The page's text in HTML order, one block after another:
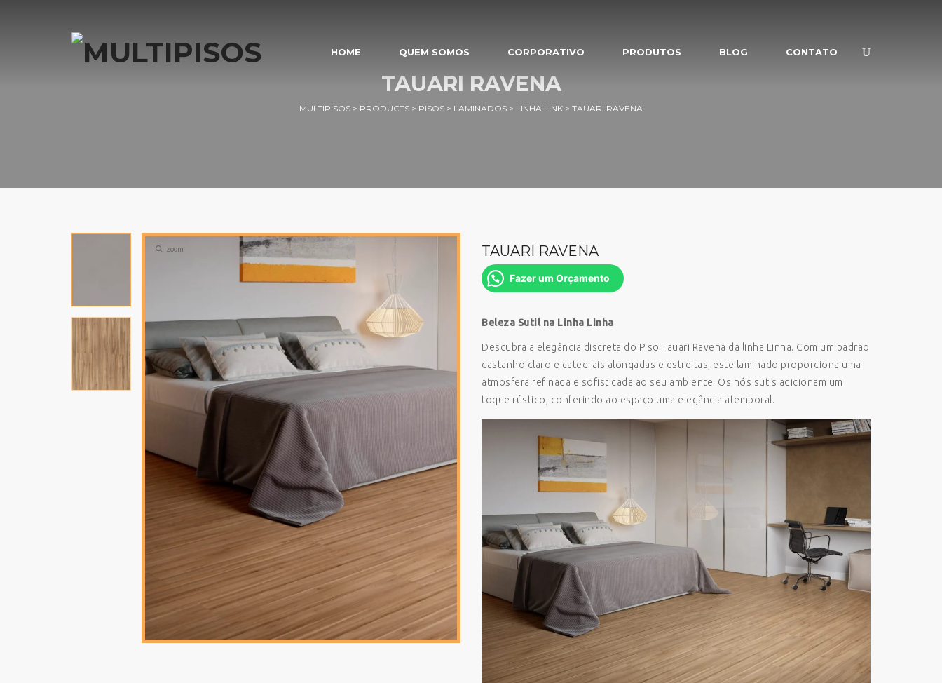
HOME QUEM SOMOS CORPORATIVO PRODUTOS BLOG CONTATO
TAUARI RAVENA
MULTIPISOS > PRODUCTS > PISOS > LAMINADOS > LINHA LINK > TAUARI RAVENA
zoom TAUARI RAVENA
Fazer um Orçamento
Beleza Sutil na Linha Linha
Descubra a elegância discreta do Piso Tauari Ravena da linha Linha. Com um padrão
castanho claro e catedrais alongadas e estreitas, este laminado proporciona uma
atmosfera refinada e sofisticada ao seu ambiente. Os nós sutis adicionam um
toque rústico, conferindo ao espaço uma elegância atemporal.